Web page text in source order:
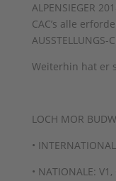
ALPENSIEGER
CAC’s alle
Weiterhin hat er
LOCH MOR
•
• NATIONALE: V1,